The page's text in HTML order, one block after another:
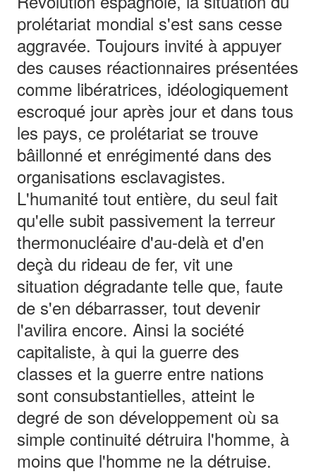
prolétariat mondial s'est sans cesse
aggravée. Toujours invité à appuyer
des causes réactionnaires présentées
comme libératrices, idéologiquement
escroqué jour après jour et dans tous
les pays, ce prolétariat se trouve
bâillonné et enrégimenté dans des
organisations esclavagistes.
L'humanité tout entière, du seul fait
qu'elle subit passivement la terreur
thermonucléaire d'au-delà et d'en
deçà du rideau de fer, vit une
situation dégradante telle que, faute
de s'en débarrasser, tout devenir
l'avilira encore. Ainsi la société
capitaliste, à qui la guerre des
classes et la guerre entre nations
sont consubstantielles, atteint le
degré de son développement où sa
simple continuité détruira l'homme, à
moins que l'homme ne la détruise.